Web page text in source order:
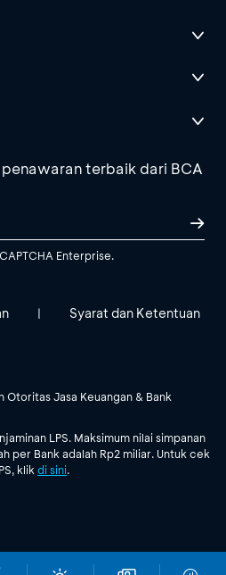
terbaik dari BCA
Enterprise.
| Syarat dan Ketentuan
Otoritas Jasa Keuangan & Bank
LPS. Maksimum nilai simpanan
per Bank adalah Rp2 miliar. Untuk cek
klikdi sini.